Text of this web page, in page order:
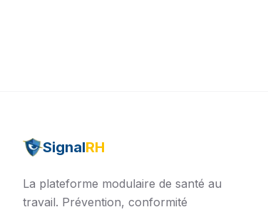
SignalRH
La plateforme modulaire de santé au
travail. Prévention, conformité